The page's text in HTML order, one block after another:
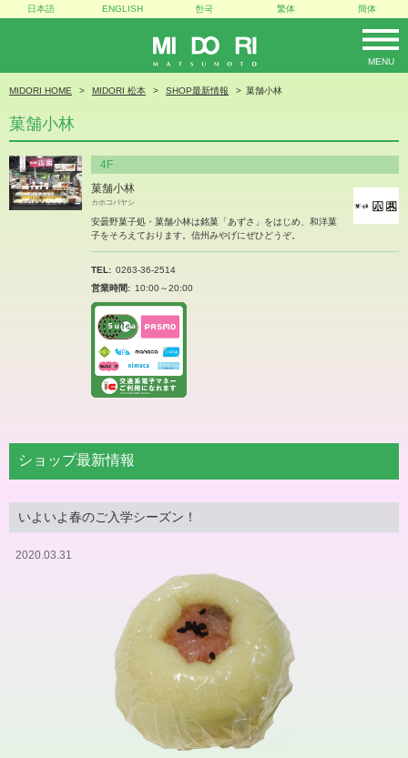
MIDORI
MENU
日本語 ENGLISH 한국 繁体 簡体
MIDORI HOME MIDORI 松本 SHOP最新情報 菓舗小林
菓舗小林
4F
菓舗小林
カホコバヤシ
安曇野菓子処・菓舗小林は銘菓「あずさ」をはじめ、和洋菓
子をそろえております。信州みやげにぜひどうぞ。
TEL
0263-36-2514
営業時間
10:00～20:00
ショップ最新情報
いよいよ春のご入学シーズン！
2020.03.31